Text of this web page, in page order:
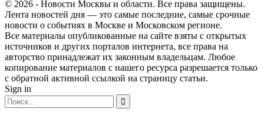
© 2026 - Новости Москвы и области. Все права защищены.
Лента новостей дня — это самые последние, самые срочные
новости о событиях в Москве и Московском регионе.
Все материалы опубликованные на сайте взяты с открытых
источников и других порталов интернета, все права на
авторство принадлежат их законным владельцам. Любое
копирование материалов с нашего ресурса разрешается только
с обратной активной ссылкой на страницу статьи.
Sign in